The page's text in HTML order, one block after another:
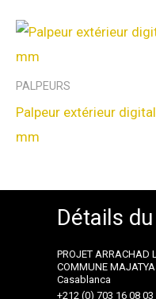
PALPEURS
Palpeur extérieur
mm
Détails
PROJET ARRACHAD
COMMUNE
Casablanca
+212 (0) 703 16 08 03